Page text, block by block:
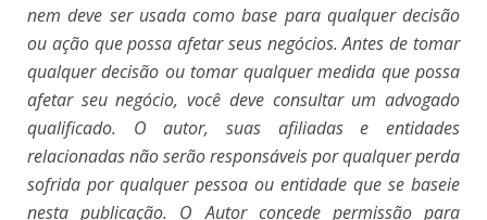
nem deve ser usada como base para qualquer decisão
ou ação que possa afetar seus negócios. Antes de tomar
qualquer decisão ou tomar qualquer medida que possa
afetar seu negócio, você deve consultar um advogado
qualificado. O autor, suas afiliadas e entidades
relacionadas não serão responsáveis por qualquer perda
sofrida por qualquer pessoa ou entidade que se baseie
nesta publicação. O Autor concede permissão para